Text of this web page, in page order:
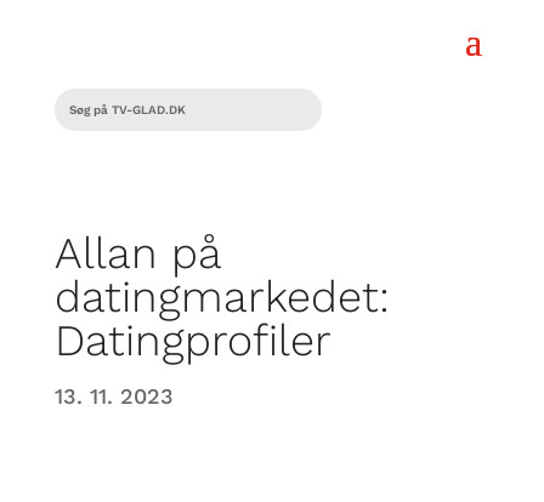
Allan på
datingmarkedet:
Datingprofiler
13. 11. 2023